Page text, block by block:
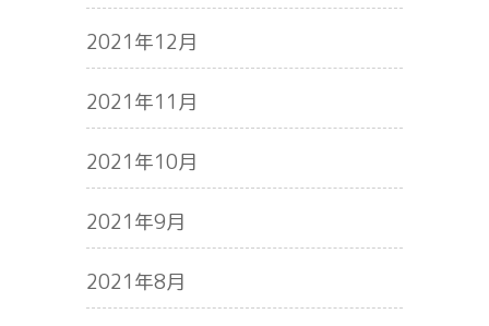
2021年12月
2021年11月
2021年10月
2021年9月
2021年8月